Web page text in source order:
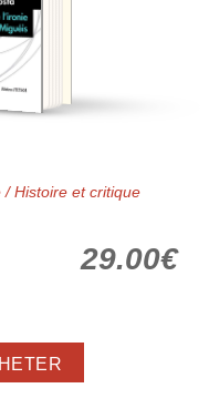
Histoire et critique
29.00€